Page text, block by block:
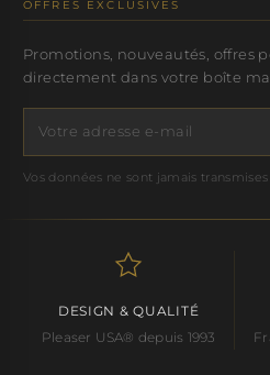
OFFRES EXCLUSIVES
Promotions, nouveautés, offres
directement dans votre boîte
Vos données ne sont jamais transmises
DESIGN & QUALITÉ
Pleaser USA® depuis 1993